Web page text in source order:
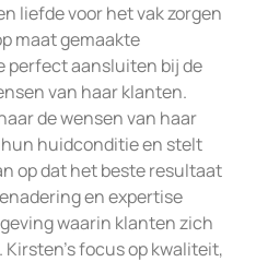
liefde voor het vak zorgen
maat gemaakte
perfect aansluiten bij de
van haar klanten.
de wensen van haar
huidconditie en stelt
op dat het beste resultaat
en expertise
waarin klanten zich
focus op kwaliteit,